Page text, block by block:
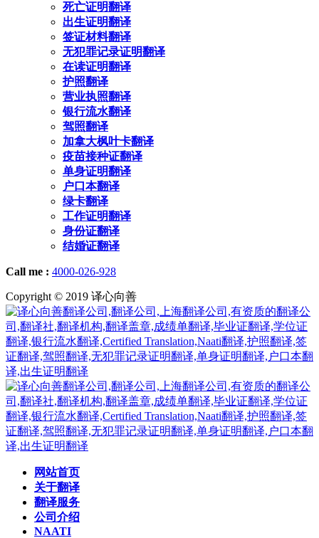
死亡证明翻译
出生证明翻译
签证材料翻译
无犯罪记录证明翻译
在读证明翻译
护照翻译
营业执照翻译
银行流水翻译
驾照翻译
加拿大枫叶卡翻译
疫苗接种证翻译
单身证明翻译
户口本翻译
绿卡翻译
工作证明翻译
身份证翻译
结婚证翻译
Call me : 4000-026-928
Copyright © 2019 译心向善
网站首页
关于翻译
翻译服务
公司介绍
NAATI